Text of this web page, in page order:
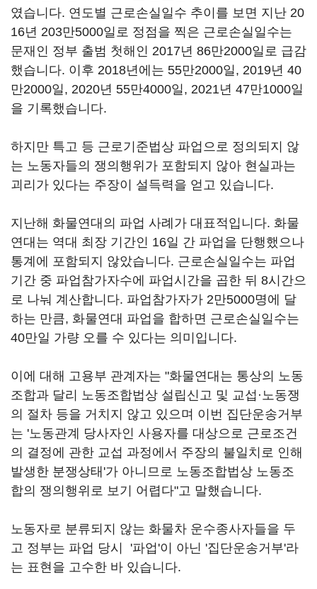
였습니다. 연도별 근로손실일수 추이를 보면 지난 20
16년 203만5000일로 정점을 찍은 근로손실일수는
문재인 정부 출범 첫해인 2017년 86만2000일로 급감
했습니다. 이후 2018년에는 55만2000일, 2019년 40
만2000일, 2020년 55만4000일, 2021년 47만1000일
을 기록했습니다.
하지만 특고 등 근로기준법상 파업으로 정의되지 않
는 노동자들의 쟁의행위가 포함되지 않아 현실과는
괴리가 있다는 주장이 설득력을 얻고 있습니다.
지난해 화물연대의 파업 사례가 대표적입니다. 화물
연대는 역대 최장 기간인 16일 간 파업을 단행했으나
통계에 포함되지 않았습니다. 근로손실일수는 파업
기간 중 파업참가자수에 파업시간을 곱한 뒤 8시간으
로 나눠 계산합니다. 파업참가자가 2만5000명에 달
하는 만큼, 화물연대 파업을 합하면 근로손실일수는
40만일 가량 오를 수 있다는 의미입니다.
이에 대해 고용부 관계자는 "화물연대는 통상의 노동
조합과 달리 노동조합법상 설립신고 및 교섭·노동쟁
의 절차 등을 거치지 않고 있으며 이번 집단운송거부
는 '노동관계 당사자인 사용자를 대상으로 근로조건
의 결정에 관한 교섭 과정에서 주장의 불일치로 인해
발생한 분쟁상태'가 아니므로 노동조합법상 노동조
합의 쟁의행위로 보기 어렵다"고 말했습니다.
노동자로 분류되지 않는 화물차 운수종사자들을 두
고 정부는 파업 당시 '파업'이 아닌 '집단운송거부'라
는 표현을 고수한 바 있습니다.